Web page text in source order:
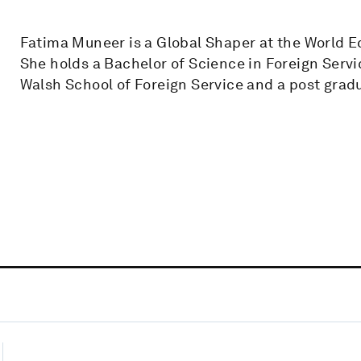
Fatima Muneer is a Global Shaper at the World
She holds a Bachelor of Science in Foreign
Walsh School of Foreign Service and a post